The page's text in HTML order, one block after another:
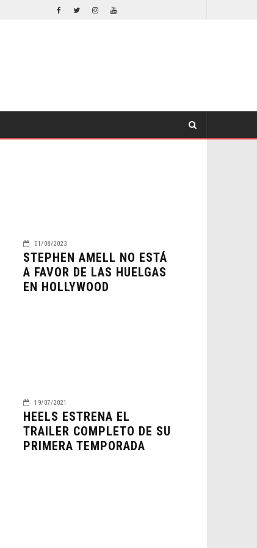
01/08/2023
STEPHEN AMELL NO ESTÁ
A FAVOR DE LAS HUELGAS
EN HOLLYWOOD
19/07/2021
HEELS ESTRENA EL
TRAILER COMPLETO DE SU
PRIMERA TEMPORADA